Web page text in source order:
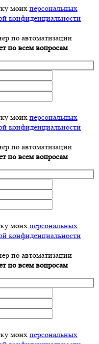
моих персональных
конфиденциальности
по автоматизации
по всем вопросам
моих персональных
конфиденциальности
по автоматизации
по всем вопросам
моих персональных
конфиденциальности
по автоматизации
по всем вопросам
моих персональных